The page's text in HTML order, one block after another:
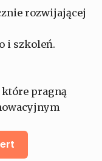
rozwijającej
i szkoleń.
które pragną